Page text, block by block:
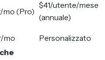
mo (Pro)
$41/utente/mese
(annuale)
mo
Personalizzato